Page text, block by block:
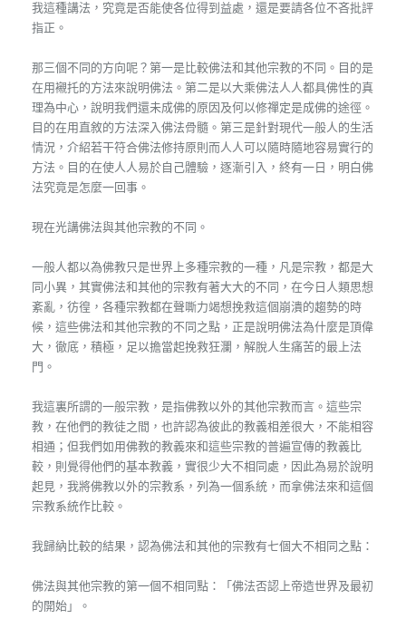
我這種講法，究竟是否能使各位得到益處，還是要請各位不吝批評
指正。
那三個不同的方向呢？第一是比較佛法和其他宗教的不同。目的是
在用襯托的方法來說明佛法。第二是以大乘佛法人人都具佛性的真
理為中心，說明我們還未成佛的原因及何以修禪定是成佛的途徑。
目的在用直敘的方法深入佛法骨髓。第三是針對現代一般人的生活
情況，介紹若干符合佛法修持原則而人人可以隨時隨地容易實行的
方法。目的在使人人易於自己體驗，逐漸引入，終有一日，明白佛
法究竟是怎麼一回事。
現在光講佛法與其他宗教的不同。
一般人都以為佛教只是世界上多種宗教的一種，凡是宗教，都是大
同小異，其實佛法和其他的宗教有著大大的不同，在今日人類思想
紊亂，彷徨，各種宗教都在聲嘶力竭想挽救這個崩潰的趨勢的時
候，這些佛法和其他宗教的不同之點，正是說明佛法為什麼是頂偉
大，徹底，積極，足以擔當起挽救狂瀾，解脫人生痛苦的最上法
門。
我這裏所謂的一般宗教，是指佛教以外的其他宗教而言。這些宗
教，在他們的教徒之間，也許認為彼此的教義相差很大，不能相容
相通；但我們如用佛教的教義來和這些宗教的普遍宣傳的教義比
較，則覺得他們的基本教義，實很少大不相同處，因此為易於說明
起見，我將佛教以外的宗教系，列為一個系統，而拿佛法來和這個
宗教系統作比較。
我歸納比較的結果，認為佛法和其他的宗教有七個大不相同之點：
佛法與其他宗教的第一個不相同點：「佛法否認上帝造世界及最初
的開始」。